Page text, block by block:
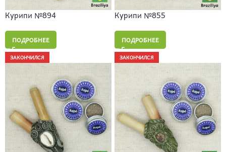
Курипи №894
ПОДРОБНЕЕ
Курипи №855
ПОДРОБНЕЕ
ЗАКОНЧИЛСЯ ЗАКОНЧИЛСЯ